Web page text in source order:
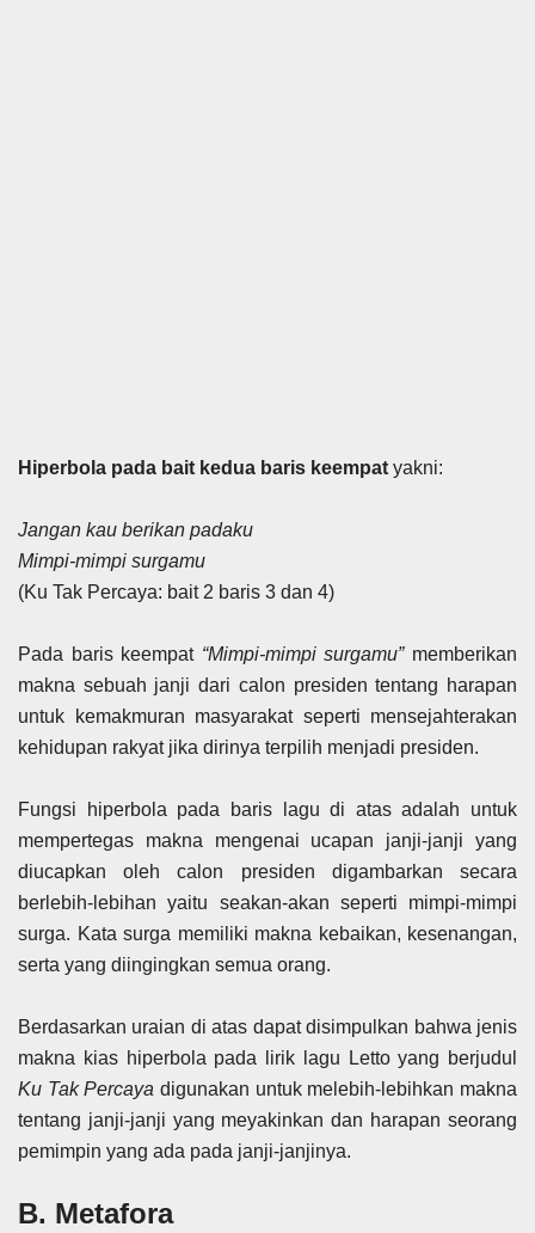
Hiperbola pada bait kedua baris keempat yakni:
Jangan kau berikan padaku
Mimpi-mimpi surgamu
(Ku Tak Percaya: bait 2 baris 3 dan 4)
Pada baris keempat “Mimpi-mimpi surgamu”memberikan
makna sebuah janji dari calon presiden tentang harapan
untuk kemakmuran masyarakat seperti mensejahterakan
kehidupan rakyat jika dirinya terpilih menjadi presiden.
Fungsi hiperbola pada baris lagu di atas adalah untuk
mempertegas makna mengenai ucapan janji-janji yang
diucapkan oleh calon presiden digambarkan secara
berlebih-lebihan yaitu seakan-akan seperti mimpi-mimpi
surga. Kata surga memiliki makna kebaikan, kesenangan,
serta yang diingingkan semua orang.
Berdasarkan uraian di atas dapat disimpulkan bahwa jenis
makna kias hiperbola pada lirik lagu Letto yang berjudul
Ku Tak Percaya digunakan untuk melebih-lebihkan makna
tentang janji-janji yang meyakinkan dan harapan seorang
pemimpin yang ada pada janji-janjinya.
B. Metafora